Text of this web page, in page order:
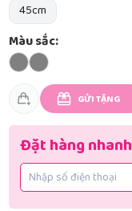
45cm
Màu sắc:
GỬI TẶNG
Đặt hàng nhanh